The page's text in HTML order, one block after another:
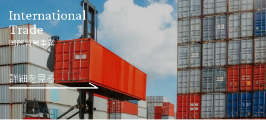
International
Trade
国際貿易事業
詳細を見る